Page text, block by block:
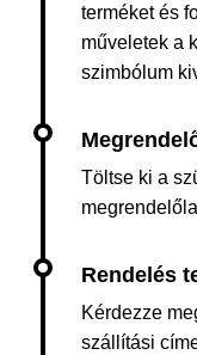
terméket és
műveletek a
szimbólum
Töltse ki a
Kérdezze
szállítási